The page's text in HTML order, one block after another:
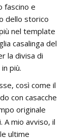
fascino e
dello storico
nel template
casalinga del
la divisa di
più.
così come il
con casacche
originale
mio avviso, il
ultime